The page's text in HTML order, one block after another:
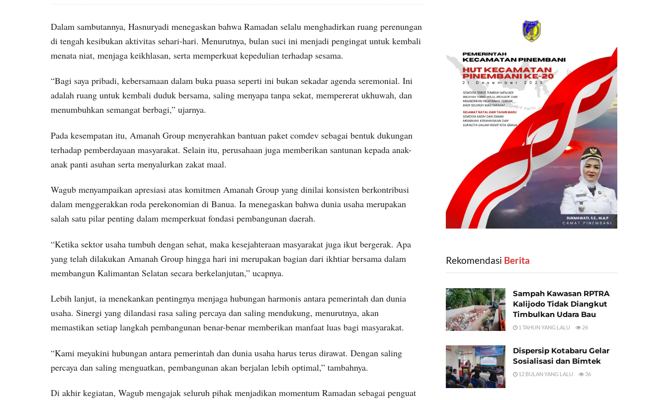
Dalam sambutannya, Hasnuryadi menegaskan bahwa Ramadan selalu menghadirkan ruang perenungan
di tengah kesibukan aktivitas sehari-hari. Menurutnya, bulan suci ini menjadi pengingat untuk kembali
menata niat, menjaga keikhlasan, serta memperkuat kepedulian terhadap sesama.
“Bagi saya pribadi, kebersamaan dalam buka puasa seperti ini bukan sekadar agenda seremonial. Ini
adalah ruang untuk kembali duduk bersama, saling menyapa tanpa sekat, mempererat ukhuwah, dan
menumbuhkan semangat berbagi,” ujarnya.
Pada kesempatan itu, Amanah Group menyerahkan bantuan paket comdev sebagai bentuk dukungan
terhadap pemberdayaan masyarakat. Selain itu, perusahaan juga memberikan santunan kepada anak-
anak panti asuhan serta menyalurkan zakat maal.
Wagub menyampaikan apresiasi atas komitmen Amanah Group yang dinilai konsisten berkontribusi
dalam menggerakkan roda perekonomian di Banua. Ia menegaskan bahwa dunia usaha merupakan
salah satu pilar penting dalam memperkuat fondasi pembangunan daerah.
“Ketika sektor usaha tumbuh dengan sehat, maka kesejahteraan masyarakat juga ikut bergerak. Apa
yang telah dilakukan Amanah Group hingga hari ini merupakan bagian dari ikhtiar bersama dalam
membangun Kalimantan Selatan secara berkelanjutan,” ucapnya.
Lebih lanjut, ia menekankan pentingnya menjaga hubungan harmonis antara pemerintah dan dunia
usaha. Sinergi yang dilandasi rasa saling percaya dan saling mendukung, menurutnya, akan
memastikan setiap langkah pembangunan benar-benar memberikan manfaat luas bagi masyarakat.
“Kami meyakini hubungan antara pemerintah dan dunia usaha harus terus dirawat. Dengan saling
percaya dan saling menguatkan, pembangunan akan berjalan lebih optimal,” tambahnya.
Di akhir kegiatan, Wagub mengajak seluruh pihak menjadikan momentum Ramadan sebagai penguat
Rekomendasi ‎ Berita
Sampah Kawasan RPTRA
Kalijodo Tidak Diangkut
Timbulkan Udara Bau
1 TAHUN YANG LALU 26
Dispersip Kotabaru Gelar
Sosialisasi dan Bimtek
12 BULAN YANG LALU 36